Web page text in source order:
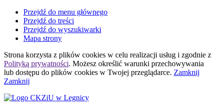
Przejdź do menu głównego
Przejdź do treści
Przejdź do wyszukiwarki
Mapa strony
Strona korzysta z plików cookies w celu realizacji usług i zgodnie z
Polityką prywatności. Możesz określić warunki przechowywania
lub dostępu do plików cookies w Twojej przeglądarce. Zamknij
Zamknij